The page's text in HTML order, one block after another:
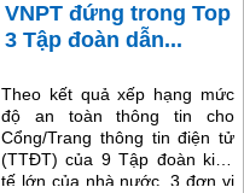
VNPT đứng trong Top
3 Tập đoàn dẫn...
Theo kết quả xếp hạng mức
độ an toàn thông tin cho
Cổng/Trang thông tin điện tử
(TTĐT) của 9 Tập đoàn kinh
tế lớn của nhà nước, 3 đơn vị